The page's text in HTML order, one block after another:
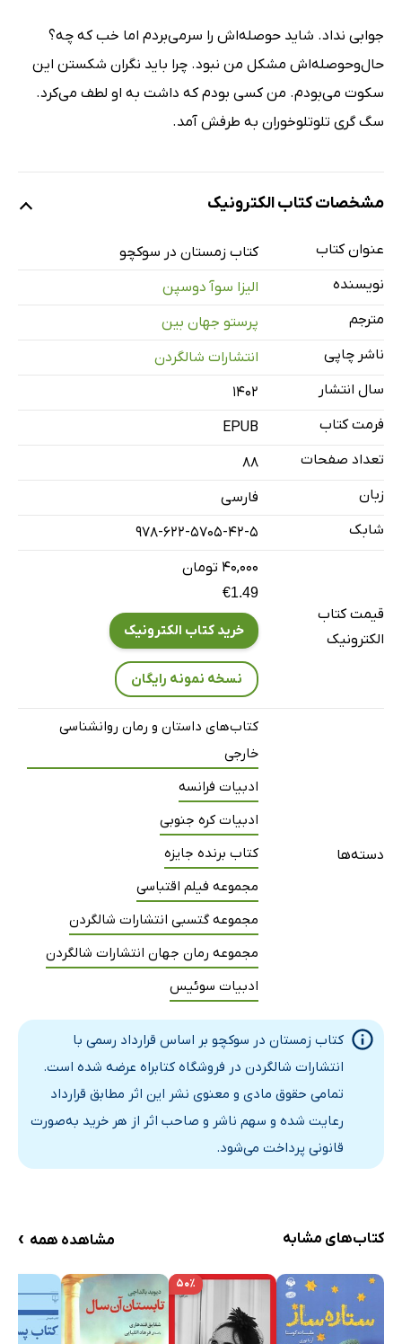
جوابی نداد. شاید حوصله‌اش را سرمی‌بردم اما خب که چه؟
حال‌وحوصله‌اش مشکل من نبود. چرا باید نگران شکستن این
سکوت می‌بودم. من کسی بودم که داشت به او لطف می‌کرد.
سگ گری تلوتلوخوران به طرفش آمد.
مشخصات کتاب الکترونیک
عنوان کتاب
کتاب زمستان در سوکچو
نویسنده
الیزا سوآ دوسپن
مترجم
پرستو جهان بین
ناشر چاپی
انتشارات شالگردن
سال انتشار
۱۴۰۲
فرمت کتاب
EPUB
تعداد صفحات
88
زبان
فارسی
شابک
978-622-5705-42-5
قیمت کتاب
الکترونیک
۴۰,۰۰۰ تومان
€1.49
خرید کتاب الکترونیک
نسخه نمونه رایگان
دسته‌ها
کتاب‌های داستان و رمان روانشناسی
خارجی
ادبیات فرانسه
ادبیات کره جنوبی
کتاب برنده جایزه
مجموعه فیلم اقتباسی
مجموعه گتسبی انتشارات شالگردن
مجموعه رمان جهان انتشارات شالگردن
ادبیات سوئیس
کتاب زمستان در سوکچو بر اساس قرارداد رسمی با
انتشارات شالگردن در فروشگاه کتابراه عرضه شده است.
تمامی حقوق مادی و معنوی نشر این اثر مطابق قرارداد
رعایت شده و سهم ناشر و صاحب اثر از هر خرید به‌صورت
قانونی پرداخت می‌شود.
کتاب‌های مشابه مشاهده همه ›
۵۰٪